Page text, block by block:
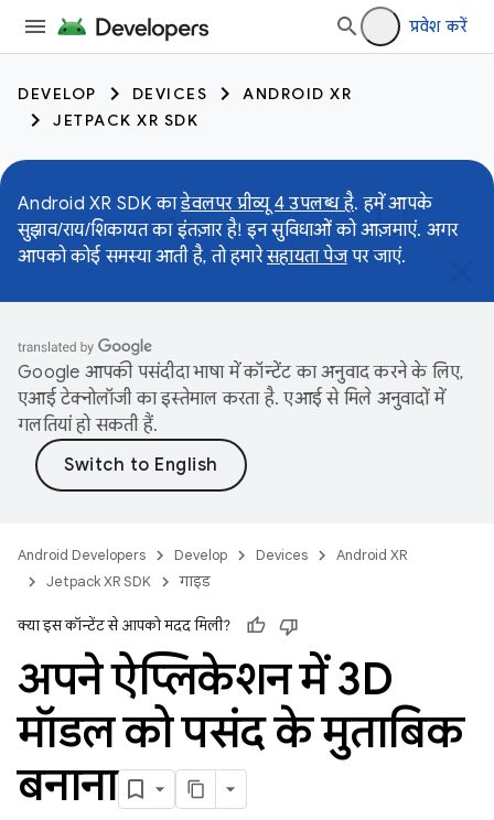
प्रवेश करें
DEVELOP DEVICES
ANDROID XR
JETPACK XR SDK
Android XR SDK काडेवलपर प्रीव्यू 4 उपलब्ध है. हमें आपके
सुझाव/राय/शिकायत का इंतज़ार है! इन सुविधाओं को आज़माएं. अगर
आपको कोई समस्या आती है, तो हमारेसहायता पेजपर जाएं.
Google आपकी पसंदीदा भाषा में कॉन्टेंट का अनुवाद करने के लिए,
एआई टेक्नोलॉजी का इस्तेमाल करता है. एआई से मिले अनुवादों में
गलतियां हो सकती हैं.
Android Developers Develop Devices
Android XR
Jetpack XR SDK
गाइड
क्या इस कॉन्टेंट से आपको मदद मिली?
अपने ऐप्लिकेशन में 3D
मॉडल को पसंद के मुताबिक
बनाना